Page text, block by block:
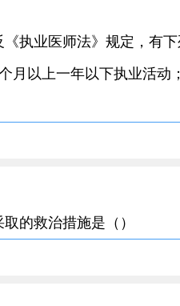
执业医师法》规定，有
月以上一年以下执业活动
的救治措施是（）